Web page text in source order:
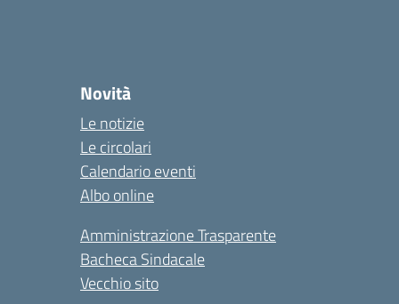
Novità
Le notizie
Le circolari
Calendario eventi
Albo online
Amministrazione Trasparente
Bacheca Sindacale
Vecchio sito